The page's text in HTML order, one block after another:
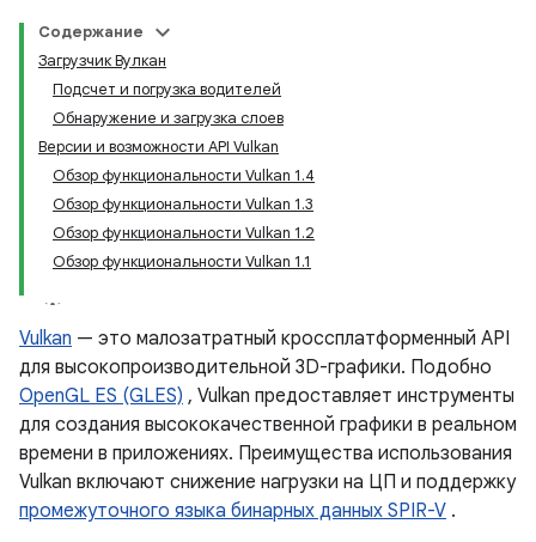
Содержание
Загрузчик Вулкан
Подсчет и погрузка водителей
Обнаружение и загрузка слоев
Версии и возможности API Vulkan
Обзор функциональности Vulkan 1.4
Обзор функциональности Vulkan 1.3
Обзор функциональности Vulkan 1.2
Обзор функциональности Vulkan 1.1
Vulkan — это малозатратный кроссплатформенный API
для высокопроизводительной 3D-графики. Подобно
OpenGL ES (GLES) , Vulkan предоставляет инструменты
для создания высококачественной графики в реальном
времени в приложениях. Преимущества использования
Vulkan включают снижение нагрузки на ЦП и поддержку
промежуточного языка бинарных данных SPIR-V .